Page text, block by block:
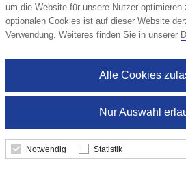
um die Website für unsere Nutzer
optionalen Cookies ist auf dieser Website
Verwendung. Weiteres finden Sie in unserer
Nur Auswahl
Alle Cookies
Notwendig Statistik